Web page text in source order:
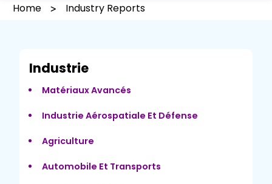
Home Industry Reports
Industrie
Matériaux Avancés
Industrie Aérospatiale Et Défense
Agriculture
Automobile Et Transports